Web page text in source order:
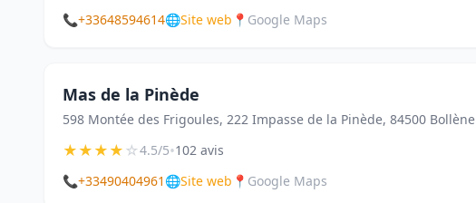
📞+33648594614🌐Site web 📍 Google Maps
Mas de la Pinède
598 Montée des Frigoules, 222 Impasse de la Pinède, 84500 Bollène
★★★★☆4.5/5•102 avis
📞+33490404961 🌐Site web 📍 Google Maps